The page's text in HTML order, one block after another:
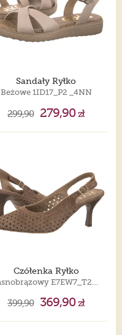
Sandały Ryłko
Beżowe 1ID17_P2 _4NN
299,90 279,90zł
Czółenka Ryłko
399,90 369,90zł